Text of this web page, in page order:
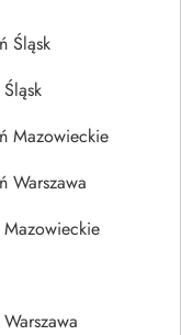
Śląsk
Mazowieckie
Warszawa
Mazowieckie